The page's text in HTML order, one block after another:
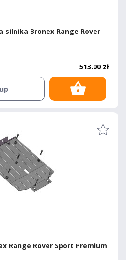
silnika Bronex Range Rover
513.00 zł
Range Rover Sport Premium